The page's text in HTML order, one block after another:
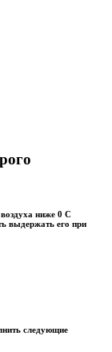
ниже 0 С
выдержать его при
следующие